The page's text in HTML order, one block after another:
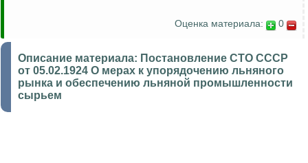
Оценка материала: 0
Описание материала: Постановление СТО СССР
от 05.02.1924 О мерах к упорядочению льняного
рынка и обеспечению льняной промышленности
сырьем